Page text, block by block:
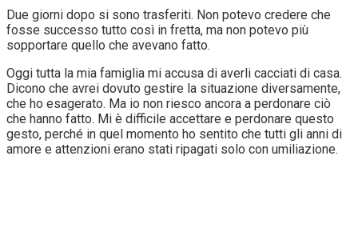
Due giorni dopo si sono trasferiti. Non potevo credere che
fosse successo tutto così in fretta, ma non potevo più
sopportare quello che avevano fatto.
Oggi tutta la mia famiglia mi accusa di averli cacciati di casa.
Dicono che avrei dovuto gestire la situazione diversamente,
che ho esagerato. Ma io non riesco ancora a perdonare ciò
che hanno fatto. Mi è difficile accettare e perdonare questo
gesto, perché in quel momento ho sentito che tutti gli anni di
amore e attenzioni erano stati ripagati solo con umiliazione.